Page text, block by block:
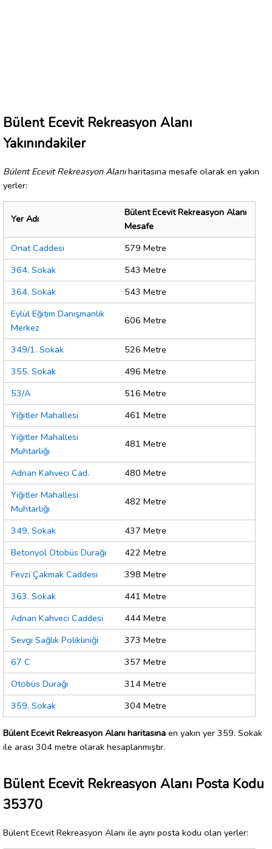
Bülent Ecevit Rekreasyon Alanı
Yakınındakiler
Bülent Ecevit Rekreasyon Alanıharitasına mesafe olarak en yakın
yerler:
Yer Adı
Bülent Ecevit Rekreasyon Alanı
Mesafe
Onat Caddesi
579 Metre
364. Sokak
543 Metre
364. Sokak
543 Metre
Eylül Eğitim Danışmanlık
Merkez
606 Metre
349/1. Sokak
526 Metre
355. Sokak
496 Metre
53/A
516 Metre
Yiğitler Mahallesi
461 Metre
Yiğitler Mahallesi
Muhtarlığı
481 Metre
Adnan Kahveci Cad.
480 Metre
Yiğitler Mahallesi
Muhtarlığı
482 Metre
349. Sokak
437 Metre
Betonyol Otobüs Durağı
422 Metre
Fevzi Çakmak Caddesi
398 Metre
363. Sokak
441 Metre
Adnan Kahveci Caddesi
444 Metre
Sevgi Sağlık Polikliniği
373 Metre
67 C
357 Metre
Otobüs Durağı
314 Metre
359. Sokak
304 Metre
Bülent Ecevit Rekreasyon Alanı haritasına en yakın yer 359. Sokak
ile arası 304 metre olarak hesaplanmıştır.
Bülent Ecevit Rekreasyon Alanı Posta Kodu
35370
Bülent Ecevit Rekreasyon Alanı ile aynı posta kodu olan yerler: